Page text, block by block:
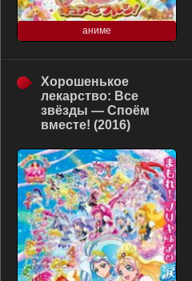
аниме
Хорошенькое
лекарство: Все
звёзды — Споём
вместе! (2016)